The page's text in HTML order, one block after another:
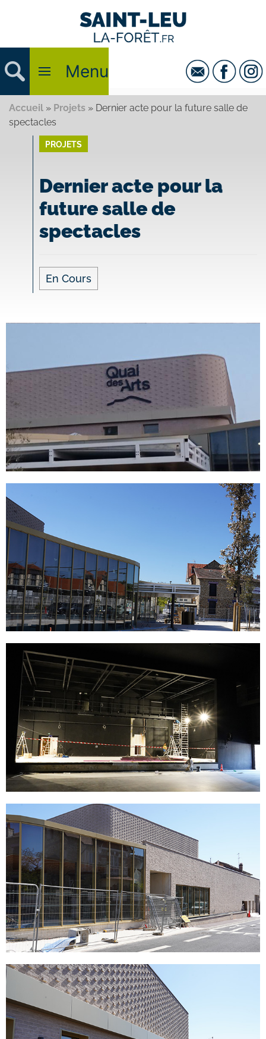
Menu
Accueil » Projets » Dernier acte pour la future salle de
spectacles
PROJETS
Dernier acte pour la
future salle de
spectacles
En Cours